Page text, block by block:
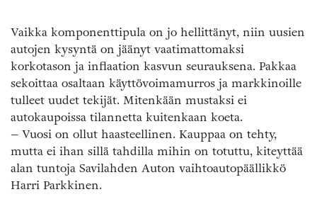
Vaikka komponenttipula on jo hellittänyt, niin uusien
autojen kysyntä on jäänyt vaatimattomaksi
korkotason ja inflaation kasvun seurauksena. Pakkaa
sekoittaa osaltaan käyttövoimamurros ja markkinoille
tulleet uudet tekijät. Mitenkään mustaksi ei
autokaupoissa tilannetta kuitenkaan koeta.
– Vuosi on ollut haasteellinen. Kauppaa on tehty,
mutta ei ihan sillä tahdilla mihin on totuttu, kiteyttää
alan tuntoja Savilahden Auton vaihtoautopäällikkö
Harri Parkkinen.